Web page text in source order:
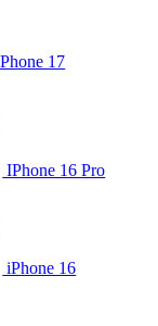
17
IPhone 16 Pro
iPhone 16